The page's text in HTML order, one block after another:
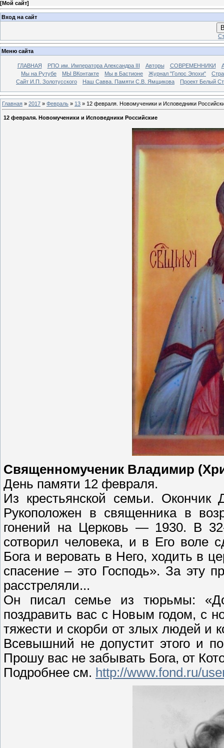
[Мой сайт]
Вход на сайт
Меню сайта
ГЛАВНАЯ РПО им. Императора Александра III Авторы СОВРЕМЕННИКИ
Мы на Рутубе
МЫ ВКонтакте Мы в Бастионе Журнал "Голос Эпохи"
Сайт И.П. Золотусского
Наш Савва. Памяти С.В. Ямщикова Проект Белый
Главная » 2017 » Февраль » 13 » 12 февраля. Новомученики и Исповедники
12 февраля. Новомученики и Исповедники Российские
Священномученик Владимир
День памяти 12 февраля.
Из крестьянской семьи.
Рукоположен в священника в
гонений на Церковь — 1930. В
сотворил человека, и в Его воле
Бога и веровать в Него, ходить в
спасение – это Господь». За эту
расстреляли...
Он писал семье из тюрьмы:
поздравить вас с Новым годом, с
тяжести и скорби от злых людей и
Всевышний не допустит этого и
Прошу вас не забывать Бога, от
Подробнее см. http://www.fond.ru/